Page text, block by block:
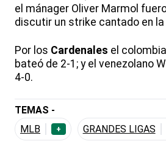
el mánager Oliver Marmol
discutir un strike cantado en
Por los Cardenales el
bateó de 2-1; y el venezolano
4-0.
TEMAS -
MLB
+ GRANDES LIGAS